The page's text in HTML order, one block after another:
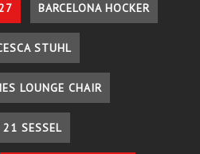
BARCELONA HOCKER
STUHL
LOUNGE CHAIR
21 SESSEL